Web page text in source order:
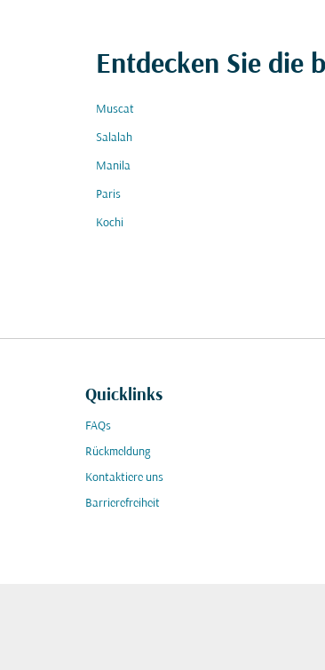
Entdecken Sie die
Muscat
Salalah
Manila
Paris
Kochi
Quicklinks
FAQs
Rückmeldung
Kontaktiere uns
Barrierefreiheit